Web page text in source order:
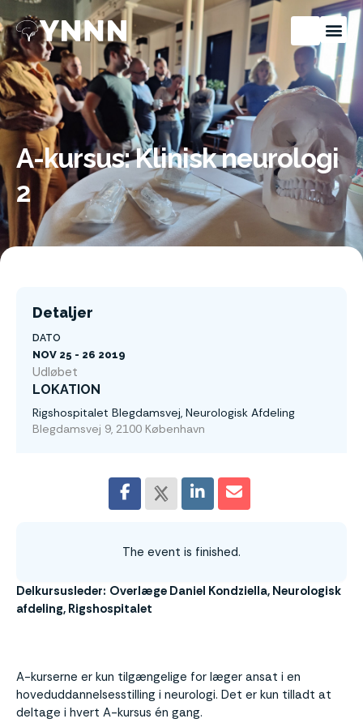
A-kursus: Klinisk neurologi
2
Detaljer
DATO
NOV 25 - 26 2019
Udløbet
LOKATION
Rigshospitalet Blegdamsvej, Neurologisk Afdeling
Blegdamsvej 9, 2100 København
The event is finished.
Delkursusleder: Overlæge Daniel Kondziella, Neurologisk
afdeling, Rigshospitalet
A-kurserne er kun tilgængelige for læger ansat i en
hoveduddannelsesstilling i neurologi. Det er kun tilladt at
deltage i hvert A-kursus én gang.